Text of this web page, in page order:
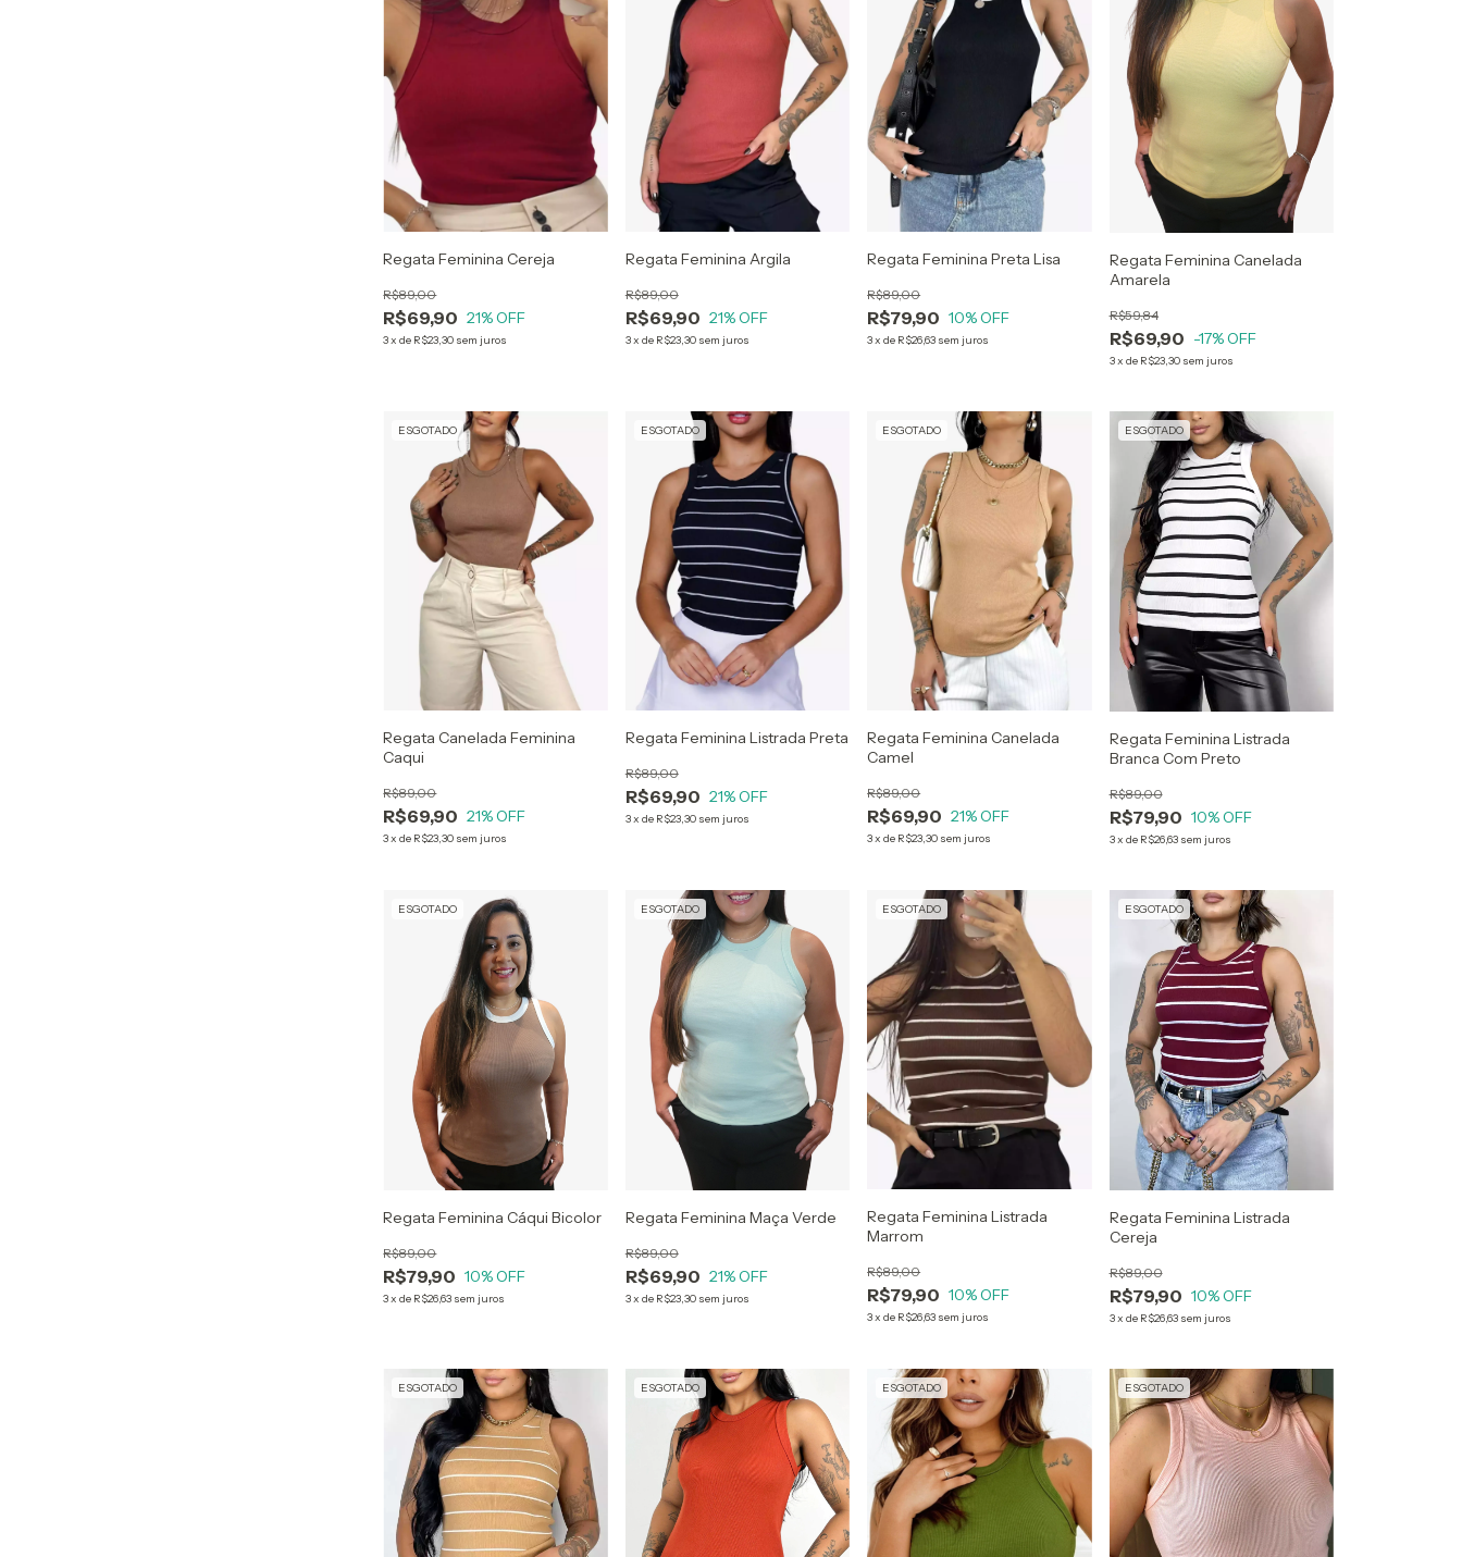
Regata Feminina Cereja
R$69,90
R$89,00
21% OFF
3xde R$23,30 sem juros
Regata Feminina Argila
R$69,90
R$89,00
21% OFF
3x de R$23,30 sem juros
Regata Feminina Preta Lisa
R$79,90
R$89,00
10% OFF
3xde R$26,63 sem juros
Regata Feminina Canelada
Amarela
R$69,90
R$59,84
-17% OFF
3x de R$23,30 sem juros
ESGOTADO
Regata Canelada Feminina
Caqui
R$69,90
R$89,00
21% OFF
3xde R$23,30 sem juros
ESGOTADO
Regata Feminina Listrada Preta
R$69,90
R$89,00
21% OFF
3x de R$23,30 sem juros
ESGOTADO
Regata Feminina Canelada
Camel
R$69,90
R$89,00
21% OFF
3xde R$23,30 sem juros
ESGOTADO
Regata Feminina Listrada
Branca Com Preto
R$79,90
R$89,00
10% OFF
3x de R$26,63 sem juros
ESGOTADO
Regata Feminina Cáqui Bicolor
R$79,90
R$89,00
10% OFF
3xde R$26,63 sem juros
ESGOTADO
Regata Feminina Maça Verde
R$69,90
R$89,00
21% OFF
3x de R$23,30 sem juros
ESGOTADO
Regata Feminina Listrada
Marrom
R$79,90
R$89,00
10% OFF
3xde R$26,63 sem juros
ESGOTADO
Regata Feminina Listrada
Cereja
R$79,90
R$89,00
10% OFF
3x de R$26,63 sem juros
ESGOTADO ESGOTADO ESGOTADO ESGOTADO